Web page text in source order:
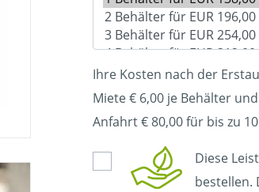
Ihre Kosten nach der
Miete € 6,00 je Behälter
Anfahrt € 80,00 für bis zu
Diese
bestellen.